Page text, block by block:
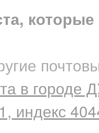
которые
в городе